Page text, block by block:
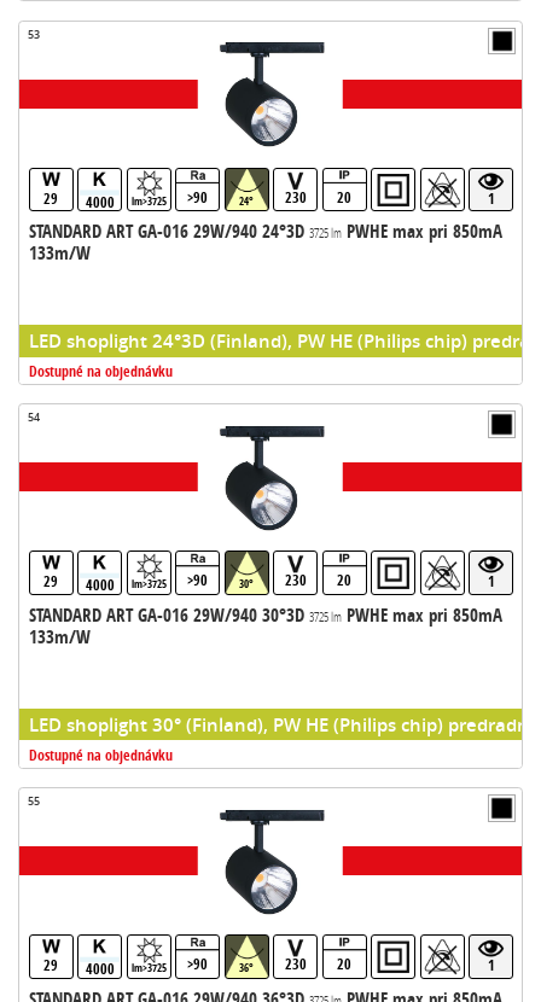
53
29 4000 lm>3725 >90 24° 230 20 1
STANDARD ART GA-016 29W/940 24°3D 3725 lmPWHE max pri 850mA
133m/W
LED shoplight 24°3D (Finland), PW HE (Philips chip)
Dostupné na objednávku
54
29 4000 lm>3725 >90 30° 230 20 1
STANDARD ART GA-016 29W/940 30°3D 3725 lmPWHE max pri 850mA
133m/W
LED shoplight 30° (Finland), PW HE (Philips chip)
Dostupné na objednávku
55
29 4000 lm>3725 >90 36° 230 20 1